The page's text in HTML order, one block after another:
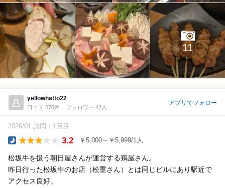
11
yellowhatto22
口コミ 370件 フォロワー 42人
アプリでフォロー
2026/01 訪問 1回目
3.2 ￥5,000～￥5,999/1人
松坂牛を扱う朝日屋さんが運営する鶏屋さん。
昨日行った松坂牛のお店（松重さん）とは同じビルにあり駅近で
アクセス良好。